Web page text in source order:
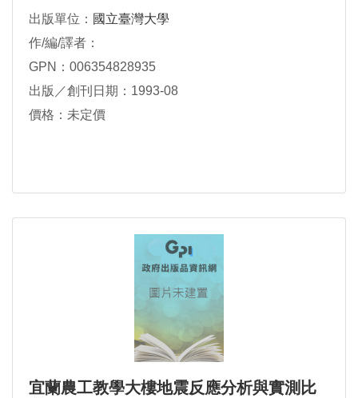
出版單位： 國立臺灣大學
作/編/譯者：
GPN：006354828935
出版／創刊日期：1993-08
價格：未定價
宜蘭農工教學大樓地震反應分析與實測比